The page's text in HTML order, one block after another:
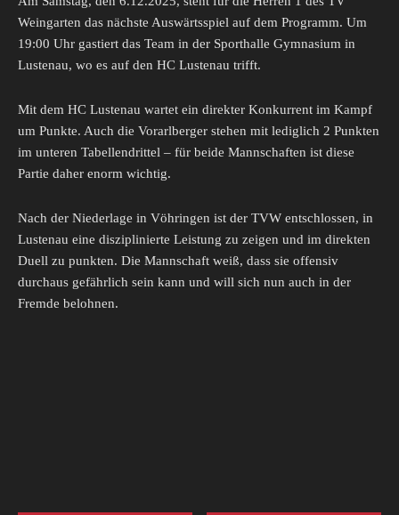
Weingarten das nächste Auswärtsspiel auf dem Programm. Um
19:00 Uhr gastiert das Team in der Sporthalle Gymnasium in
Lustenau, wo es auf den HC Lustenau trifft.
Mit dem HC Lustenau wartet ein direkter Konkurrent im Kampf
um Punkte. Auch die Vorarlberger stehen mit lediglich 2 Punkten
im unteren Tabellendrittel – für beide Mannschaften ist diese
Partie daher enorm wichtig.
Nach der Niederlage in Vöhringen ist der TVW entschlossen, in
Lustenau eine disziplinierte Leistung zu zeigen und im direkten
Duell zu punkten. Die Mannschaft weiß, dass sie offensiv
durchaus gefährlich sein kann und will sich nun auch in der
Fremde belohnen.